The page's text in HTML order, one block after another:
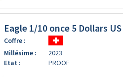
Eagle 1/10 once 5 Dollars US
Coffre :
Millésime :
2023
Etat :
PROOF